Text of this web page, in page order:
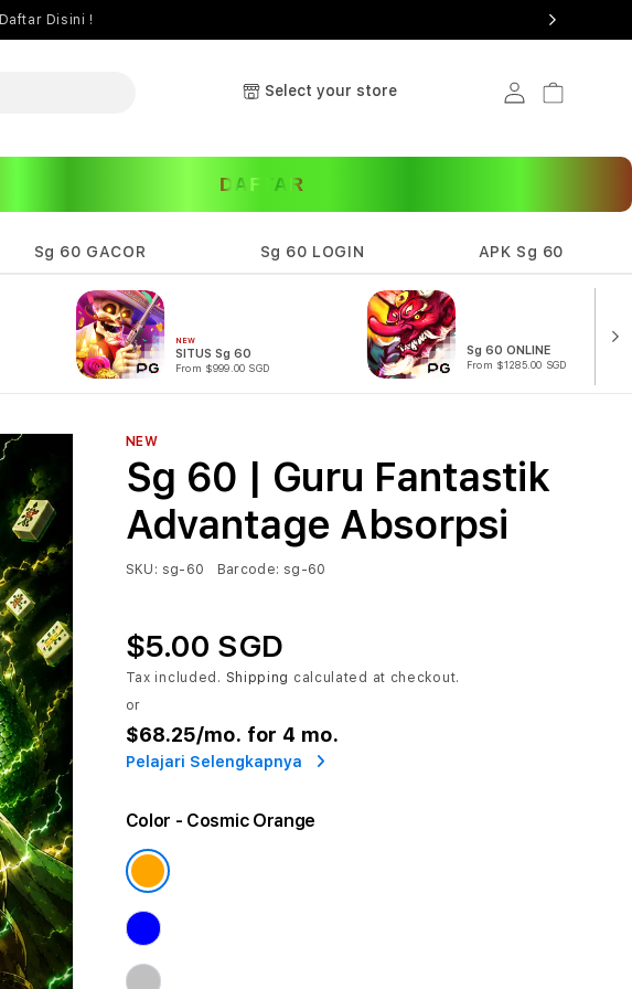
Daftar Disini !
Select your store Log in Cart
DAFTAR
Sg 60 GACOR Sg 60 LOGIN APK Sg 60
NEW
SITUS Sg 60
From $999.00 SGD
Sg 60 ONLINE
From $1285.00 SGD
NEW
Sg 60 | Guru Fantastik
Advantage Absorpsi
SKU: sg-60 Barcode: sg-60
$5.00 SGD
Tax included. Shipping calculated at checkout.
or
$68.25/mo. for 4 mo.
Pelajari Selengkapnya
Color - Cosmic Orange